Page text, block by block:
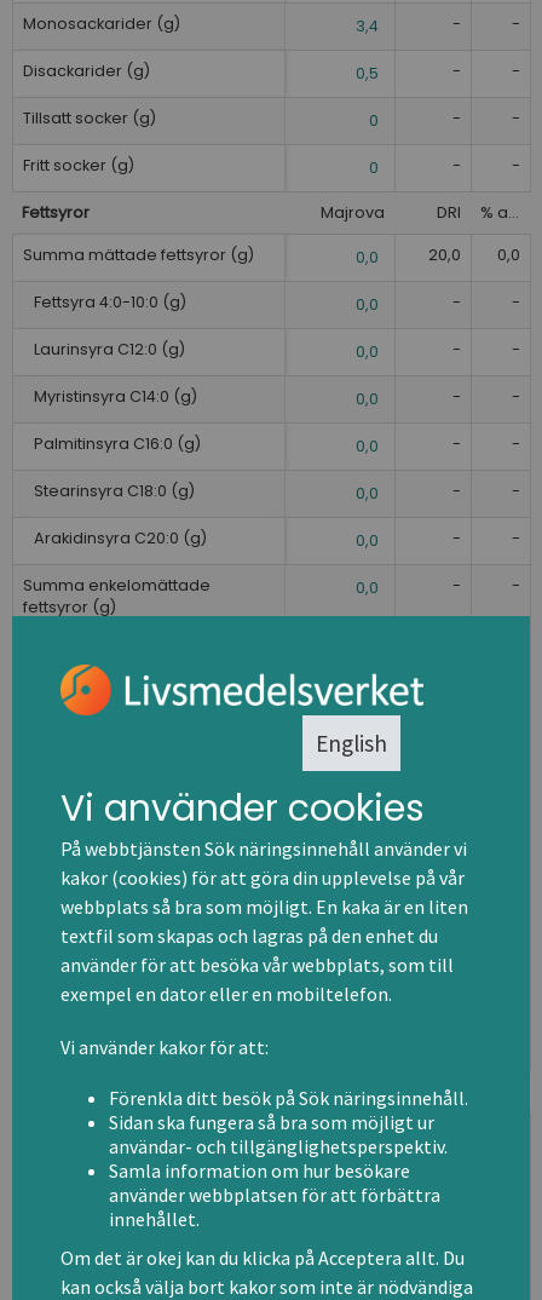
Monosackarider (g) 3,4 - -
Disackarider (g) 0,5 - -
Tillsatt socker (g) 0 - -
Fritt socker (g) 0 - -
Fettsyror Majrova DRI % av DRI
Summa mättade fettsyror (g) 0,0 20,0 0,0
Fettsyra 4:0-10:0 (g) 0,0 - -
Laurinsyra C12:0 (g) 0,0 - -
Myristinsyra C14:0 (g) 0,0 - -
Palmitinsyra C16:0 (g) 0,0 - -
Stearinsyra C18:0 (g) 0,0 - -
Arakidinsyra C20:0 (g) 0,0 - -
Summa enkelomättade
fettsyror (g)
0,0 - -
Oljesyra C18:1 (g) 0,0
0,1
Linolsyra C18:2 (g) 0,1
Linolensyra C18:3 (g) 0,1 -
Arakidonsyra C20:4 (g) 0,0 -
EPA (C20:5) (g)
DPA (C22:5) (g) 0,0
DHA (C22:6) (g)
Vattenlösliga vitaminer Majrova DRI
Tiamin (mg) 0,04
Riboflavin (mg) 0,04
Niacin (mg)
Niacinekvivalenter (NE/mg) 1,18
English
Vi använder cookies
På webbtjänsten Sök näringsinnehåll använder vi
kakor (cookies) för att göra din upplevelse på vår
webbplats så bra som möjligt. En kaka är en liten
textfil som skapas och lagras på den enhet du
använder för att besöka vår webbplats, som till
exempel en dator eller en mobiltelefon.
Vi använder kakor för att:
Förenkla ditt besök på Sök näringsinnehåll.
Sidan ska fungera så bra som möjligt ur
användar- och tillgänglighetsperspektiv.
Samla information om hur besökare
använder webbplatsen för att förbättra
innehållet.
Om det är okej kan du klicka på Acceptera allt. Du
kan också välja bort kakor som inte är nödvändiga